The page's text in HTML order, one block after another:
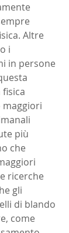
Altre
i
in persone
maggiori
più
che
ricerche
gli
di blando
come